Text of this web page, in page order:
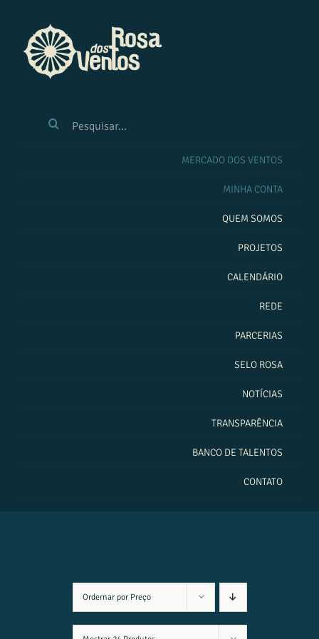
conteúdo
RESULTADOS
MERCADO DOS VENTOS
MINHA CONTA
QUEM SOMOS
PROJETOS
CALENDÁRIO
REDE
PARCERIAS
SELO ROSA
NOTÍCIAS
TRANSPARÊNCIA
BANCO DE TALENTOS
CONTATO
Ordernar por Preço